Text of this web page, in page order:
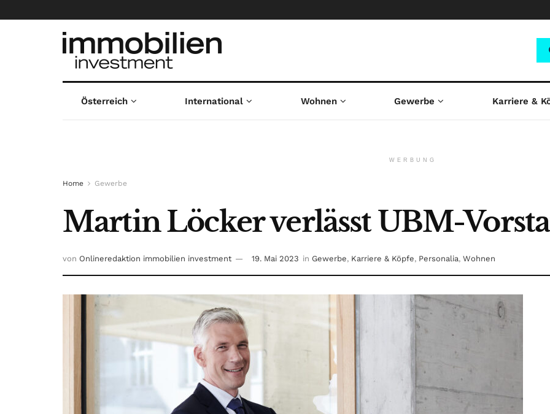
Österreich International Wohnen Gewerbe Karriere &
WERBUNG
Home Gewerbe
Martin Löcker verlässt UBM-
von Onlineredaktion immobilien investment 19. Mai 2023 in Gewerbe, Karriere & Köpfe, Personalia, Wohnen